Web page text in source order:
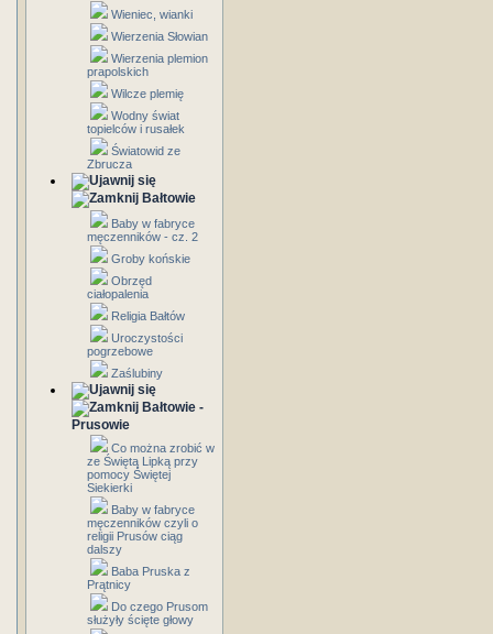
Wieniec, wianki
Wierzenia Słowian
Wierzenia plemion
prapolskich
Wilcze plemię
Wodny świat
topielców i rusałek
Światowid ze
Zbrucza
Bałtowie
Baby w fabryce
męczenników - cz. 2
Groby końskie
Obrzęd
ciałopalenia
Religia Bałtów
Uroczystości
pogrzebowe
Zaślubiny
Bałtowie -
Prusowie
Co można zrobić w
ze Świętą Lipką przy
pomocy Świętej
Siekierki
Baby w fabryce
męczenników czyli o
religii Prusów ciąg
dalszy
Baba Pruska z
Prątnicy
Do czego Prusom
służyły ścięte głowy